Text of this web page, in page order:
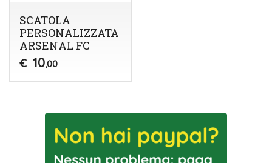
SCATOLA
PERSONALIZZATA
ARSENAL FC
€ 10,00